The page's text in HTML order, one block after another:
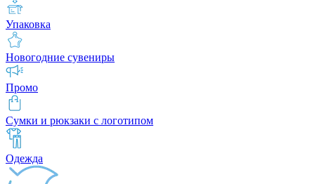
Упаковка
Новогодние сувениры
Промо
Сумки и рюкзаки с логотипом
Одежда